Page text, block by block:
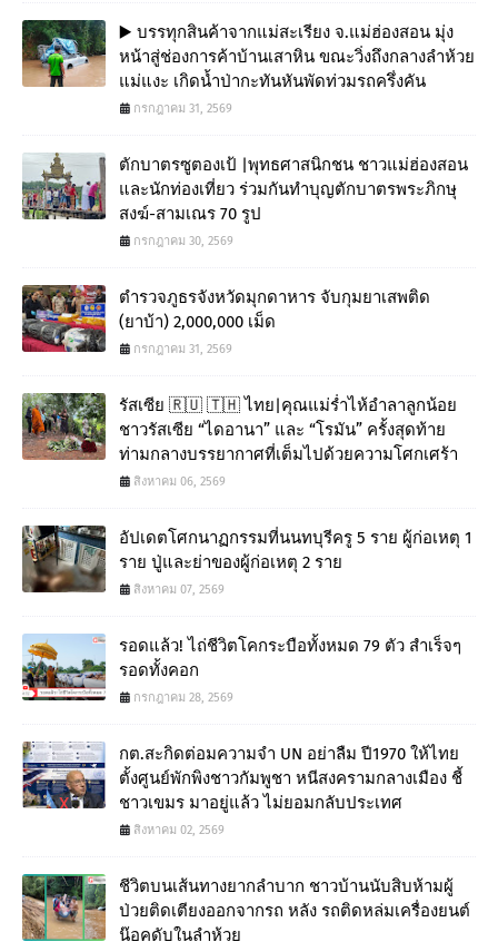
▶️ บรรทุกสินค้าจากแม่สะเรียง จ.แม่ฮ่องสอน มุ่ง
หน้าสู่ช่องการค้าบ้านเสาหิน ขณะวิ่งถึงกลางลำห้วย
แม่แงะ เกิดน้ำป่ากะทันหันพัดท่วมรถครึ่งคัน
กรกฎาคม 31, 2569
ตักบาตรซูตองเป้ |พุทธศาสนิกชน ชาวแม่ฮ่องสอน
และนักท่องเที่ยว ร่วมกันทำบุญตักบาตรพระภิกษุ
สงฆ์-สามเณร 70 รูป
กรกฎาคม 30, 2569
ตำรวจภูธรจังหวัดมุกดาหาร จับกุมยาเสพติด
(ยาบ้า) 2,000,000 เม็ด
กรกฎาคม 31, 2569
รัสเซีย 🇷🇺 🇹🇭 ไทย|คุณแม่ร่ำไห้อำลาลูกน้อย
ชาวรัสเซีย “ไดอานา” และ “โรมัน” ครั้งสุดท้าย
ท่ามกลางบรรยากาศที่เต็มไปด้วยความโศกเศร้า
สิงหาคม 06, 2569
อัปเดตโศกนาฏกรรมที่นนทบุรีครู 5 ราย ผู้ก่อเหตุ 1
ราย ปู่และย่าของผู้ก่อเหตุ 2 ราย
สิงหาคม 07, 2569
รอดแล้ว! ไถ่ชีวิตโคกระบือทั้งหมด 79 ตัว สำเร็จๆ
รอดทั้งคอก
กรกฎาคม 28, 2569
กต.สะกิดต่อมความจำ UN อย่าลืม ปี1970 ให้ไทย
ตั้งศูนย์พักพิงชาวกัมพูชา หนีสงครามกลางเมือง ชี้
ชาวเขมร มาอยู่แล้ว ไม่ยอมกลับประเทศ
สิงหาคม 02, 2569
ชีวิตบนเส้นทางยากลำบาก ชาวบ้านนับสิบห้ามผู้
ป่วยติดเตียงออกจากรถ หลัง รถติดหล่มเครื่องยนต์
น๊อคดับในลำห้วย